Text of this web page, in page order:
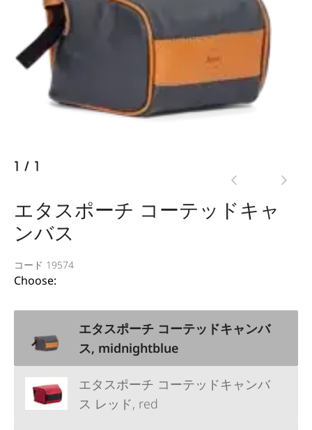
1 / 1
エタスポーチ コーテッドキャ
ンバス
コード 19574
Choose:
エタスポーチ コーテッドキャンバ
ス, midnightblue
エタスポーチ コーテッドキャンバ
ス レッド, red